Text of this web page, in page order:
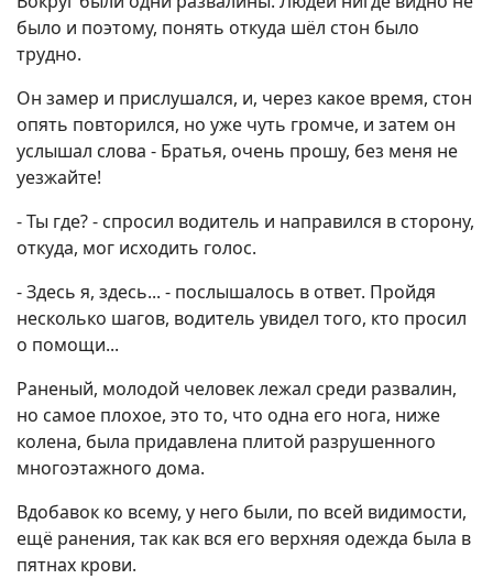
было и поэтому, понять откуда шёл стон было
трудно.
Он замер и прислушался, и, через какое время, стон
опять повторился, но уже чуть громче, и затем он
услышал слова - Братья, очень прошу, без меня не
уезжайте!
- Ты где? - спросил водитель и направился в сторону,
откуда, мог исходить голос.
- Здесь я, здесь... - послышалось в ответ. Пройдя
несколько шагов, водитель увидел того, кто просил
о помощи...
Раненый, молодой человек лежал среди развалин,
но самое плохое, это то, что одна его нога, ниже
колена, была придавлена плитой разрушенного
многоэтажного дома.
Вдобавок ко всему, у него были, по всей видимости,
ещё ранения, так как вся его верхняя одежда была в
пятнах крови.